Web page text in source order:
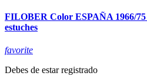
FILOBER Color ESPAÑA 1966/
estuches
favorite
Debes de estar registrado